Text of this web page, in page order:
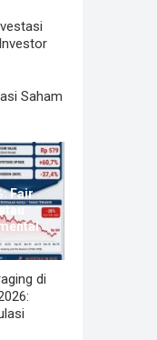
Saham
Fair
di